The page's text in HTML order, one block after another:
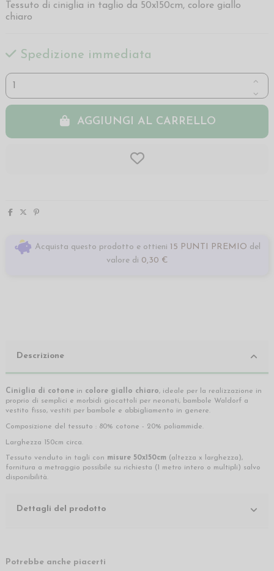
Tessuto di ciniglia in taglio da 50x150cm, colore giallo
chiaro
Spedizione immediata
AGGIUNGI AL CARRELLO
Acquista questo prodotto e ottieni 15 PUNTI PREMIO del
valore di 0,30 €
Descrizione
Ciniglia di cotone in colore giallo chiaro, ideale per la realizzazione in
proprio di semplici e morbidi giocattoli per neonati, bambole Waldorf a
vestito fisso, vestiti per bambole e abbigliamento in genere.
Composizione del tessuto : 80% cotone - 20% poliammide.
Larghezza 150cm circa.
Tessuto venduto in tagli con misure 50x150cm (altezza x larghezza),
fornitura a metraggio possibile su richiesta (1 metro intero o multipli) salvo
disponibilità.
Dettagli del prodotto
Potrebbe anche piacerti